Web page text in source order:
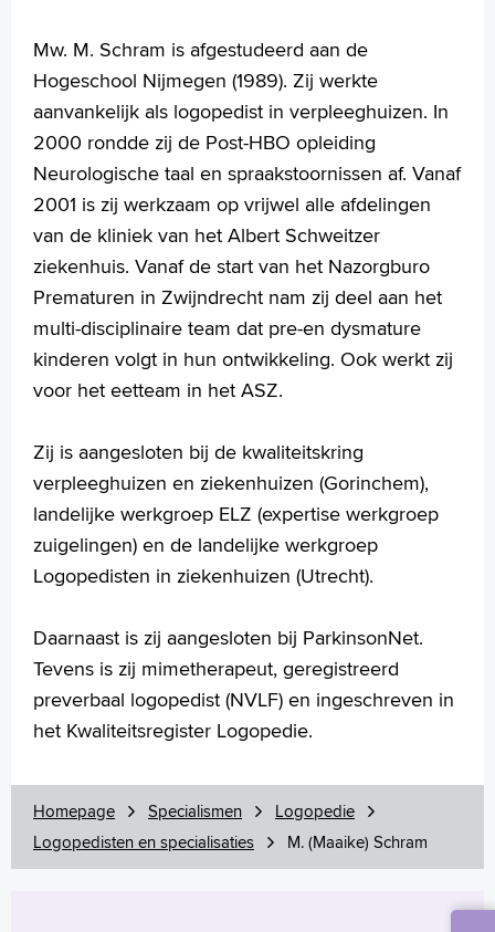
Tekstgrootte A+
Voorleesfunctie
Language
Zoeken
English
Français
Polski
Türkçe
Arabisch
Mw. M. Schram is afgestudeerd aan de
Hogeschool Nijmegen (1989). Zij werkte
aanvankelijk als logopedist in verpleeghuizen. In
2000 rondde zij de Post-HBO opleiding
Neurologische taal en spraakstoornissen af. Vanaf
2001 is zij werkzaam op vrijwel alle afdelingen
van de kliniek van het Albert Schweitzer
ziekenhuis. Vanaf de start van het Nazorgburo
Prematuren in Zwijndrecht nam zij deel aan het
multi-disciplinaire team dat pre-en dysmature
kinderen volgt in hun ontwikkeling. Ook werkt zij
voor het eetteam in het ASZ.
Zij is aangesloten bij de kwaliteitskring
verpleeghuizen en ziekenhuizen (Gorinchem),
landelijke werkgroep ELZ (expertise werkgroep
zuigelingen) en de landelijke werkgroep
Logopedisten in ziekenhuizen (Utrecht).
Daarnaast is zij aangesloten bij ParkinsonNet.
Tevens is zij mimetherapeut, geregistreerd
preverbaal logopedist (NVLF) en ingeschreven in
het Kwaliteitsregister Logopedie.
Homepage Specialismen
Logopedie
Logopedisten en specialisaties
M. (Maaike) Schram